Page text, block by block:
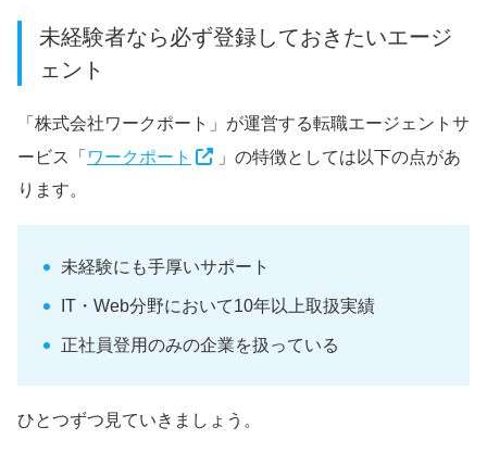
未経験者なら必ず登録しておきたいエージ
ェント
「株式会社ワークポート」が運営する転職エージェントサ
ービス「 ワークポート
」の特徴としては以下の点があ
ります。
未経験にも手厚いサポート
IT・Web分野において10年以上取扱実績
正社員登用のみの企業を扱っている
ひとつずつ見ていきましょう。